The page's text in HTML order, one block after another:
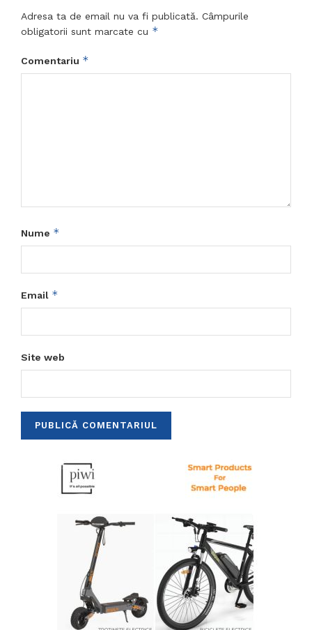
Adresa ta de email nu va fi publicată. Câmpurile
obligatorii sunt marcate cu *
Comentariu *
Nume *
Email *
Site web